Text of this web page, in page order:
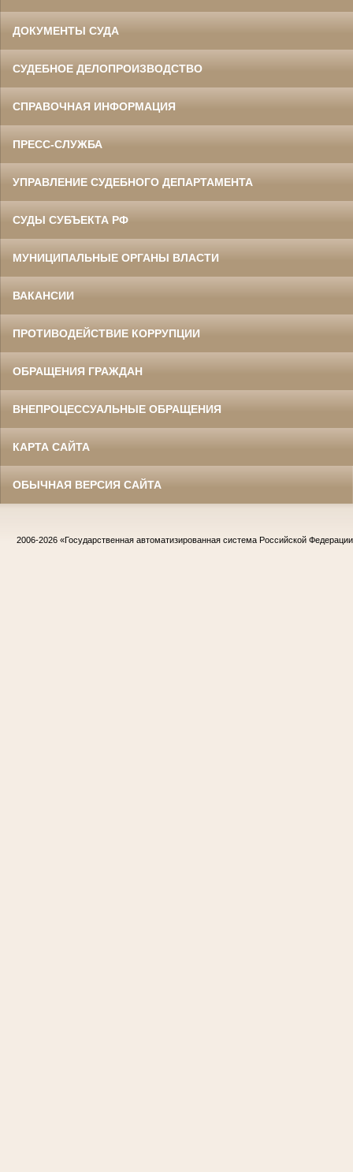
ДОКУМЕНТЫ СУДА
СУДЕБНОЕ ДЕЛОПРОИЗВОДСТВО
СПРАВОЧНАЯ ИНФОРМАЦИЯ
ПРЕСС-СЛУЖБА
УПРАВЛЕНИЕ СУДЕБНОГО ДЕПАРТАМЕНТА
СУДЫ СУБЪЕКТА РФ
МУНИЦИПАЛЬНЫЕ ОРГАНЫ ВЛАСТИ
ВАКАНСИИ
ПРОТИВОДЕЙСТВИЕ КОРРУПЦИИ
ОБРАЩЕНИЯ ГРАЖДАН
ВНЕПРОЦЕССУАЛЬНЫЕ ОБРАЩЕНИЯ
КАРТА САЙТА
ОБЫЧНАЯ ВЕРСИЯ САЙТА
2006-2026 «Государственная автоматизированная система Российской